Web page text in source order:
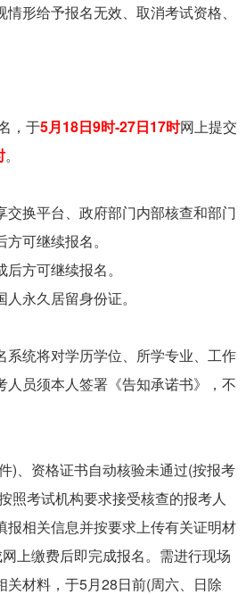
形给予报名无效、取消考试资格、
，于5月18日9时-27日17时网上提交
。
换平台、政府部门内部核查和部门
可继续报名。
方可继续报名。
永久居留身份证。
统将对学历学位、所学专业、工作
员须本人签署《告知承诺书》，不
)、资格证书自动核验未通过(按报考
照考试机构要求接受核查的报考人
报相关信息并按要求上传有关证明材
上缴费后即完成报名。需进行现场
材料，于5月28日前(周六、日除